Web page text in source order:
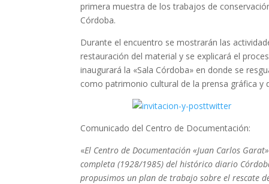
primera muestra de los trabajos de
Córdoba.
Durante el encuentro se mostrarán las
restauración del material y se explicará el
inaugurará la «Sala Córdoba» en donde se
como patrimonio cultural de la prensa gráfica y
Comunicado del Centro de Documentación:
«El Centro de Documentación «Juan Carlos
completa (1928/1985) del histórico diario
propusimos un plan de trabajo sobre el rescate